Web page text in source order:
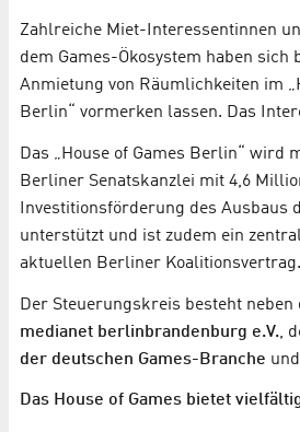
Zahlreiche Miet-Interessentinnen
dem Games-Ökosystem haben sich
Anmietung von Räumlichkeiten im
Berlin“ vormerken lassen. Das
Das „House of Games Berlin“ wird
Berliner Senatskanzlei mit 4,6
Investitionsförderung des Ausbaus
unterstützt und ist zudem ein
aktuellen Berliner Koalitionsvertrag.
Der Steuerungskreis besteht neben
medianet berlinbrandenburg e.V.,
der deutschen Games-Branche und
Das House of Games bietet